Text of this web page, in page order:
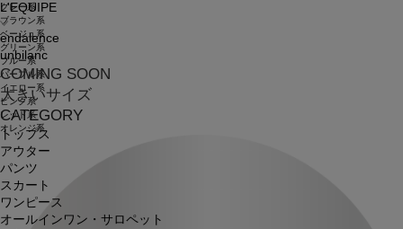
L'EQUIPE
endalence
unbilanc
COMING SOON
大きいサイズ
CATEGORY
トップス
アウター
パンツ
スカート
ワンピース
オールインワン・サロペット
グレー系
ブラウン系
ベージュ系
グリーン系
ブルー系
パープル系
イエロー系
ピンク系
レッド系
オレンジ系